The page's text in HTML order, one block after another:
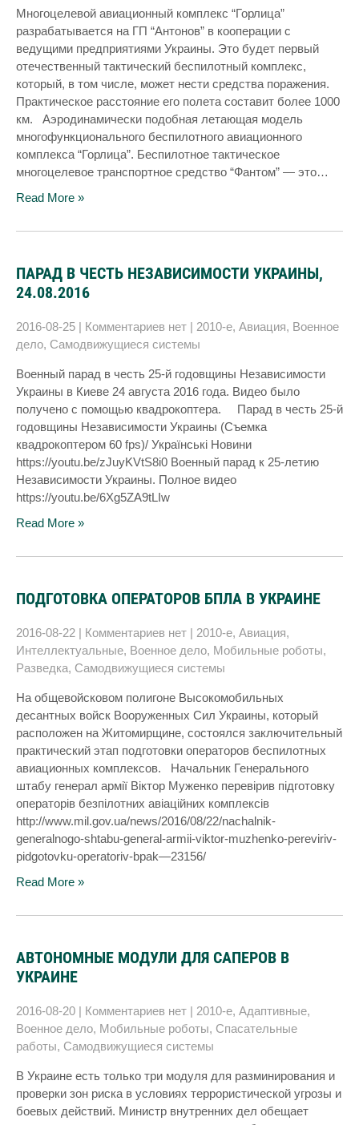
Многоцелевой авиационный комплекс “Горлица”
разрабатывается на ГП “Антонов” в кооперации с
ведущими предприятиями Украины. Это будет первый
отечественный тактический беспилотный комплекс,
который, в том числе, может нести средства поражения.
Практическое расстояние его полета составит более 1000
км. Аэродинамически подобная летающая модель
многофункционального беспилотного авиационного
комплекса “Горлица”. Беспилотное тактическое
многоцелевое транспортное средство “Фантом” — это…
Read More »
ПАРАД В ЧЕСТЬ НЕЗАВИСИМОСТИ УКРАИНЫ,
24.08.2016
2016-08-25 | Комментариев нет | 2010-е, Авиация, Военное
дело, Самодвижущиеся системы
Военный парад в честь 25-й годовщины Независимости
Украины в Киеве 24 августа 2016 года. Видео было
получено с помощью квадрокоптера. Парад в честь 25-й
годовщины Независимости Украины (Съемка
квадрокоптером 60 fps)/ Українські Новини
https://youtu.be/zJuyKVtS8i0 Военный парад к 25-летию
Независимости Украины. Полное видео
https://youtu.be/6Xg5ZA9tLIw
Read More »
ПОДГОТОВКА ОПЕРАТОРОВ БПЛА В УКРАИНЕ
2016-08-22 | Комментариев нет | 2010-е, Авиация,
Интеллектуальные, Военное дело, Мобильные роботы,
Разведка, Самодвижущиеся системы
На общевойсковом полигоне Высокомобильных
десантных войск Вооруженных Сил Украины, который
расположен на Житомирщине, состоялся заключительный
практический этап подготовки операторов беспилотных
авиационных комплексов. Начальник Генерального
штабу генерал армії Віктор Муженко перевірив підготовку
операторів безпілотних авіаційних комплексів
http://www.mil.gov.ua/news/2016/08/22/nachalnik-
generalnogo-shtabu-general-armii-viktor-muzhenko-pereviriv-
pidgotovku-operatoriv-bpak—23156/
Read More »
АВТОНОМНЫЕ МОДУЛИ ДЛЯ САПЕРОВ В
УКРАИНЕ
2016-08-20 | Комментариев нет | 2010-е, Адаптивные,
Военное дело, Мобильные роботы, Спасательные
работы, Самодвижущиеся системы
В Украине есть только три модуля для разминирования и
проверки зон риска в условиях террористической угрозы и
боевых действий. Министр внутренних дел обещает